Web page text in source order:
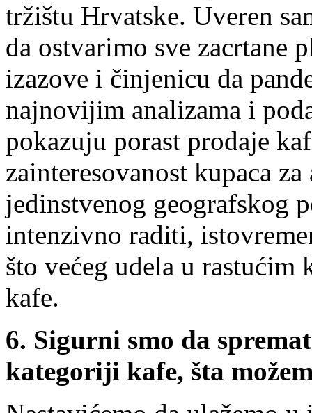
tržištu Hrvatske. Uveren
da ostvarimo sve zacrtane
izazove i činjenicu da
najnovijim analizama i
pokazuju porast prodaje
zainteresovanost kupaca
jedinstvenog geografskog
intenzivno raditi,
što većeg udela u rastućim
kafe.
6. Sigurni smo da
kategoriji kafe, šta